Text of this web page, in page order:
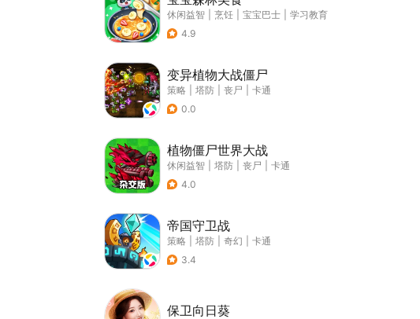
休闲益智 烹饪 宝宝巴士
学习教育
4.9
变异植物大战僵尸
策略 塔防 丧尸
卡通
0.0
植物僵尸世界大战
休闲益智 塔防 丧尸
卡通
4.0
帝国守卫战
策略 塔防 奇幻
卡通
3.4
保卫向日葵